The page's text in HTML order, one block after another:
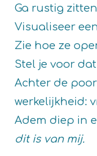
Ga rustig
Visualiseer
Zie hoe ze
Stel je voor
Achter de
werkelijkheid:
Adem diep in
dit is van mij.